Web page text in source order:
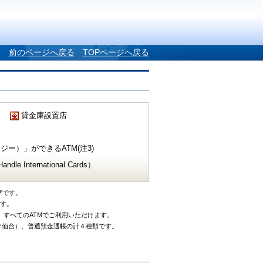
前のページへ戻る TOPページへ戻る
貸金庫設置店
ー）」ができるATM(注3)
International Cards）
す。
。
べてのATMでご利用いただけます。
台）、普通預金通帳の計４種類です。